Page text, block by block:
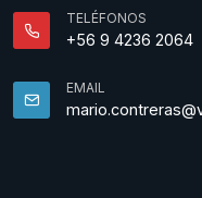
TELÉFONOS
+56 9 4236 2064
EMAIL